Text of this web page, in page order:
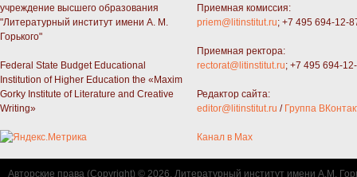
учреждение высшего образования
"Литературный институт имени А. М.
Горького"
Federal State Budget Educational
Institution of Higher Education the «Maxim
Gorky Institute of Literature and Creative
Writing»
Приемная комиссия:
priem@litinstitut.ru; +7 495 694-12-
Приемная ректора:
rectorat@litinstitut.ru; +7 495 694-
Редактор сайта:
editor@litinstitut.ru / Группа
Канал в Max
Авторские права (Copyright) © 2026, Литературный институт имени А.М.